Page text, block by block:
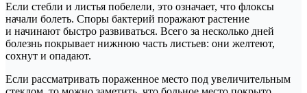
Если стебли и листья побелели, это означает, что флоксы
начали болеть. Споры бактерий поражают растение
и начинают быстро развиваться. Всего за несколько дней
болезнь покрывает нижнюю часть листьев: они желтеют,
сохнут и опадают.
Если рассматривать пораженное место под увеличительным